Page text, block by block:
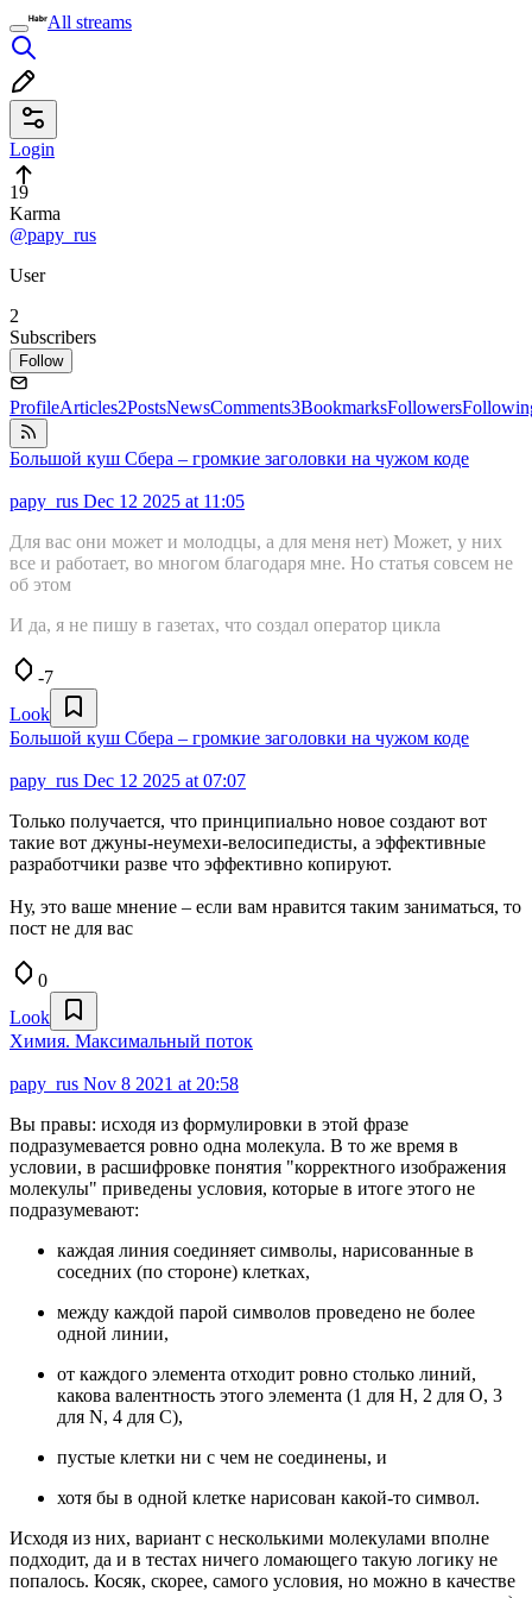
All streams
Login
19
Karma
@papy_rus
User
2
Subscribers
Follow
ProfileArticles2PostsNewsComments3BookmarksFollowers
Большой куш Сбера – громкие заголовки на чужом коде
papy_rus Dec 12 2025 at 11:05
Для вас они может и молодцы, а для меня нет) Может, у них
все и работает, во многом благодаря мне. Но статья совсем не
об этом
И да, я не пишу в газетах, что создал оператор цикла
-7
Look
Большой куш Сбера – громкие заголовки на чужом коде
papy_rus Dec 12 2025 at 07:07
Только получается, что принципиально новое создают вот
такие вот джуны-неумехи-велосипедисты, а эффективные
разработчики разве что эффективно копируют.
Ну, это ваше мнение – если вам нравится таким заниматься, то
пост не для вас
0
Look
Химия. Максимальный поток
papy_rus Nov 8 2021 at 20:58
Вы правы: исходя из формулировки в этой фразе
подразумевается ровно одна молекула. В то же время в
условии, в расшифровке понятия "корректного изображения
молекулы" приведены условия, которые в итоге этого не
подразумевают:
каждая линия соединяет символы, нарисованные в
соседних (по стороне) клетках,
между каждой парой символов проведено не более
одной линии,
от каждого элемента отходит ровно столько линий,
какова валентность этого элемента (1 для H, 2 для O, 3
для N, 4 для C),
пустые клетки ни с чем не соединены, и
хотя бы в одной клетке нарисован какой-то символ.
Исходя из них, вариант с несколькими молекулами вполне
подходит, да и в тестах ничего ломающего такую логику не
попалось. Косяк, скорее, самого условия, но можно в качестве